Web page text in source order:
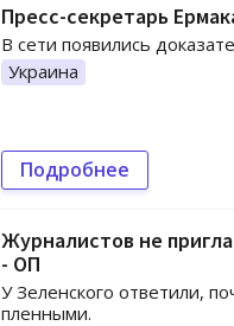
Пресс-секретарь
В сети появились
Украина
Подробнее
Журналистов не
- ОП
У Зеленского ответили,
пленными.